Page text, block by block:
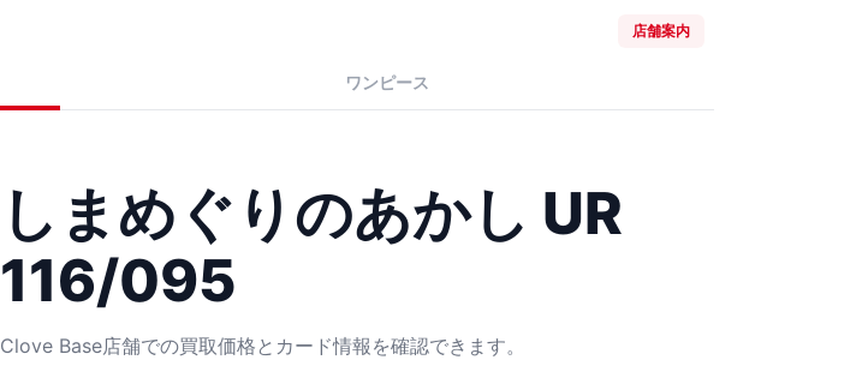
店舗案内
ワンピース
しまめぐりのあかし UR
116/095
Clove Base店舗での買取価格とカード情報を確認できます。